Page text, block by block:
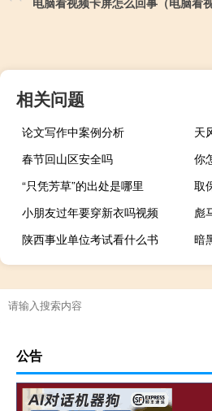
相关问题
论文写作中案例分析
春节回山区安全吗
你
“只凭芳草”的出处是哪里
取
小朋友过年要穿新衣吗视频
彪
陕西事业单位考试看什么书
暗
公告